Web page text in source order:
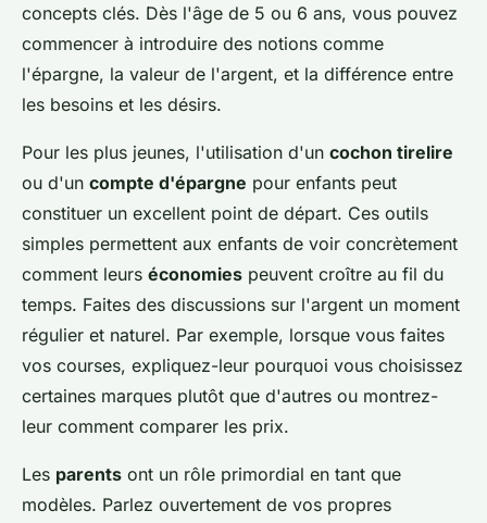
concepts clés. Dès l'âge de 5 ou 6 ans, vous pouvez
commencer à introduire des notions comme
l'épargne, la valeur de l'argent, et la différence entre
les besoins et les désirs.
Pour les plus jeunes, l'utilisation d'un cochon tirelire
ou d'un compte d'épargne pour enfants peut
constituer un excellent point de départ. Ces outils
simples permettent aux enfants de voir concrètement
comment leurs économies peuvent croître au fil du
temps. Faites des discussions sur l'argent un moment
régulier et naturel. Par exemple, lorsque vous faites
vos courses, expliquez-leur pourquoi vous choisissez
certaines marques plutôt que d'autres ou montrez-
leur comment comparer les prix.
Les parents ont un rôle primordial en tant que
modèles. Parlez ouvertement de vos propres